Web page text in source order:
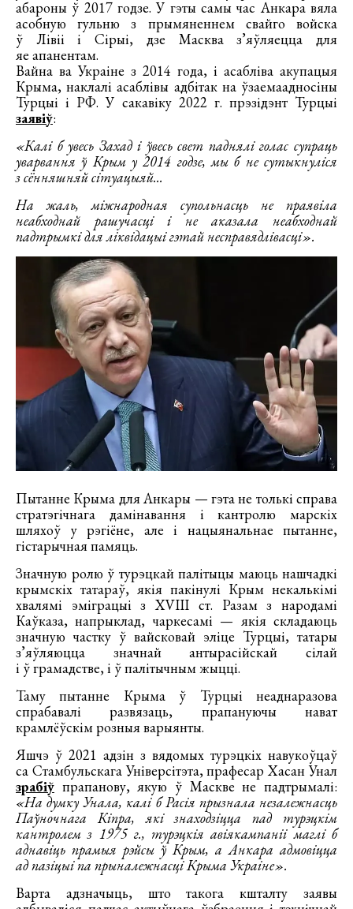
абароны ў 2017 годзе. У гэты самы час Анкара вяла
асобную гульню з прымяненнем свайго войска
ў Лівіі і Сірыі, дзе Масква з’яўляецца для
яе апанентам.
Вайна ва Украіне з 2014 года, і асабліва акупацыя
Крыма, наклалі асаблівы адбітак на ўзаемаадносіны
Турцыі і РФ. У сакавіку 2022 г. прэзідэнт Турцыі
заявіў:
«Калі б увесь Захад і ўвесь свет паднялі голас супраць
уварвання ў Крым у 2014 годзе, мы б не сутыкнуліся
з сённяшняй сітуацыяй...
На жаль, міжнародная супольнасць не праявіла
неабходнай рашучасці і не аказала неабходнай
падтрымкі для ліквідацыі гэтай несправядлівасці».
Пытанне Крыма для Анкары — гэта не толькі справа
стратэгічнага дамінавання і кантролю марскіх
шляхоў у рэгіёне, але і нацыянальнае пытанне,
гістарычная памяць.
Значную ролю ў турэцкай палітыцы маюць нашчадкі
крымскіх татараў, якія пакінулі Крым некалькімі
хвалямі эміграцыі з XVIII ст. Разам з народамі
Каўказа, напрыклад, чаркесамі — якія складаюць
значную частку ў вайсковай эліце Турцыі, татары
з’яўляюцца значнай антырасійскай сілай
і ў грамадстве, і ў палітычным жыцці.
Таму пытанне Крыма ў Турцыі неаднаразова
спрабавалі развязаць, прапануючы нават
крамлёўскім розныя варыянты.
Яшчэ ў 2021 адзін з вядомых турэцкіх навукоўцаў
са Стамбульскага Універсітэта, прафесар Хасан Унал
зрабіў прапанову, якую ў Маскве не падтрымалі:
«На думку Унала, калі б Расія прызнала незалежнасць
Паўночнага Кіпра, які знаходзіцца пад турэцкім
кантролем з 1975 г., турэцкія авіякампаніі маглі б
аднавіць прамыя рэйсы ў Крым, а Анкара адмовіцца
ад пазіцыі па прыналежнасці Крыма Украіне».
Варта адзначыць, што такога кшталту заявы